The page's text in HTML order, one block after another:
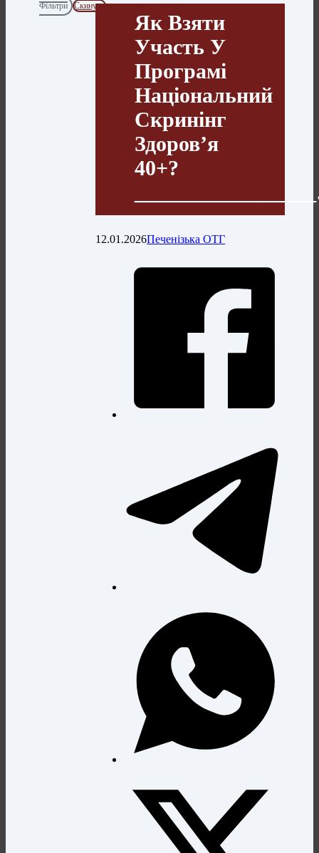
Фільтри
Скинути
Як Взяти
Участь У
Програмі
Національний
Скринінг
Здоров’я
40+?
12.01.2026Печенізька ОТГ